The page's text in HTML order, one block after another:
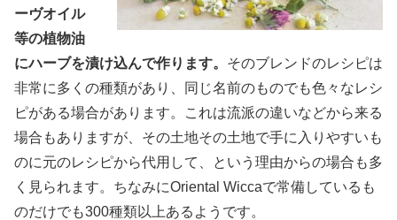
ーヴオイル
等の植物油
にハーブを漬け込んで作ります。 そのブレンドのレシピは
非常に多くの種類があり、同じ名前のものでも色々なレシ
ピがある場合があります。これは流派の違いなどから来る
場合もありますが、その土地その土地で手に入りやすいも
のに元のレシピから代用して、という理由からの場合も多
く見られます。ちなみにOriental Wiccaで常備しているも
のだけでも300種類以上あるようです。